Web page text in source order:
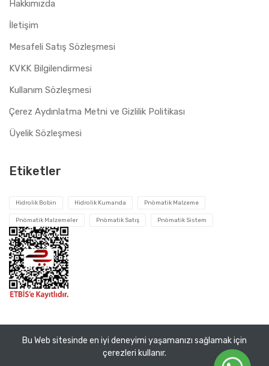
Hakkımızda
İletişim
Mesafeli Satış Sözleşmesi
KVKK Bilgilendirmesi
Kullanım Sözleşmesi
Çerez Aydınlatma Metni ve Gizlilik Politikası
Üyelik Sözleşmesi
Etiketler
Hidrolik Bobin Hidrolik Kumanda Pnömatik Malzeme
Pnömatik Malzemeler Pnömatik Satış Pnömatik Sistem
Tüm hakları saklıdır © Pnomatik Valf2026. VEMA Pnömatik
San. ve Tic. A.Ş.
Bu Web sitesinde en iyi deneyimi yaşamanızı sağlamak için
çerezleri kullanır.